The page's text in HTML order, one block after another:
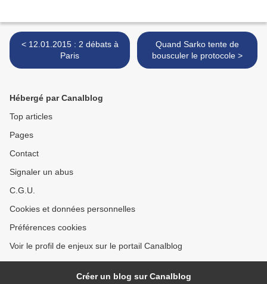
< 12.01.2015 : 2 débats à
Paris
Quand Sarko tente de
bousculer le protocole >
Hébergé par Canalblog
Top articles
Pages
Contact
Signaler un abus
C.G.U.
Cookies et données personnelles
Préférences cookies
Voir le profil de enjeux sur le portail Canalblog
Créer un blog sur Canalblog